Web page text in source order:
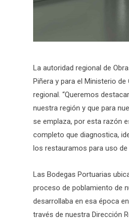
La autoridad regional de
Piñera y para el Ministerio
regional. “Queremos
nuestra región y que para
se emplaza, por esta razón
completo que diagnostica,
los restauramos para uso
Las Bodegas Portuarias
proceso de poblamiento de
desarrollaba en esa época
través de nuestra Dirección